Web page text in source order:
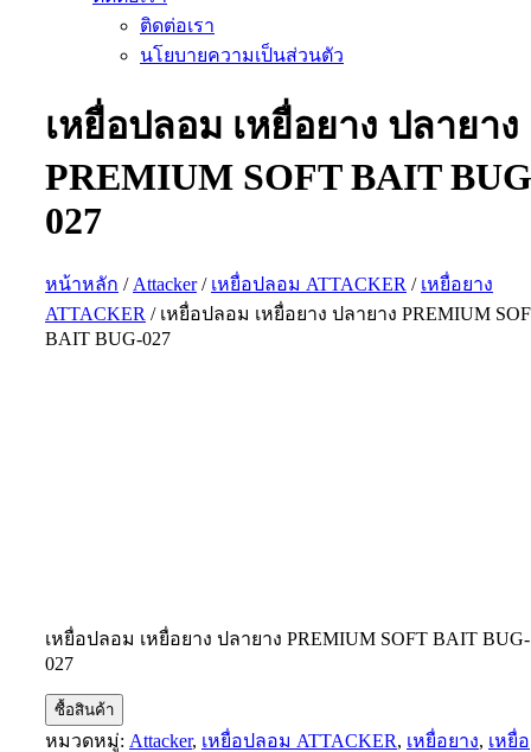
ติดต่อเรา
นโยบายความเป็นส่วนตัว
เหยื่อปลอม เหยื่อยาง ปลายาง
PREMIUM SOFT BAIT
027
หน้าหลัก / Attacker/ เหยื่อปลอม ATTACKER / เหยื่อยาง
ATTACKER / เหยื่อปลอม เหยื่อยาง ปลายาง PREMIUM
BAIT BUG-027
เหยื่อปลอม เหยื่อยาง ปลายาง PREMIUM SOFT BAIT BUG-
027
ซื้อสินค้า
หมวดหมู่: Attacker, เหยื่อปลอม ATTACKER, เหยื่อยาง, เหยื่อ